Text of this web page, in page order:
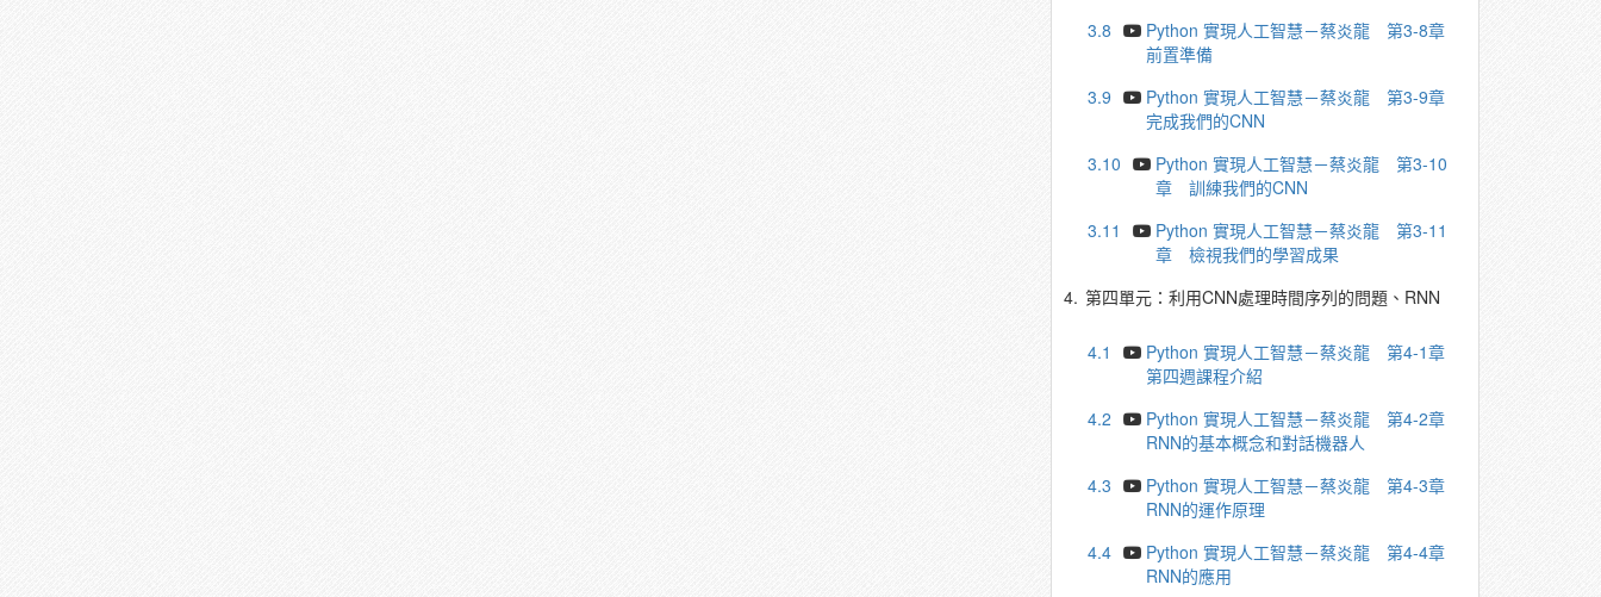
3.8
Python 實現人工智慧－蔡炎龍 第3-8章
前置準備
3.9
Python 實現人工智慧－蔡炎龍 第3-9章
完成我們的CNN
3.10
Python 實現人工智慧－蔡炎龍 第3-10
章 訓練我們的CNN
3.11
Python 實現人工智慧－蔡炎龍 第3-11
章 檢視我們的學習成果
4. 第四單元：利用CNN處理時間序列的問題、RNN
4.1
Python 實現人工智慧－蔡炎龍 第4-1章
第四週課程介紹
4.2
Python 實現人工智慧－蔡炎龍 第4-2章
RNN的基本概念和對話機器人
4.3
Python 實現人工智慧－蔡炎龍 第4-3章
RNN的運作原理
4.4
Python 實現人工智慧－蔡炎龍 第4-4章
RNN的應用